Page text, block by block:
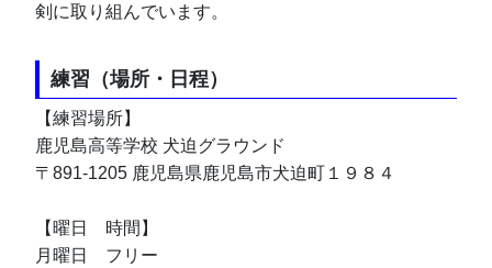
剣に取り組んでいます。
練習（場所・日程）
【練習場所】
鹿児島高等学校 犬迫グラウンド
〒891-1205 鹿児島県鹿児島市犬迫町１９８４
【曜日	時間】
月曜日	フリー